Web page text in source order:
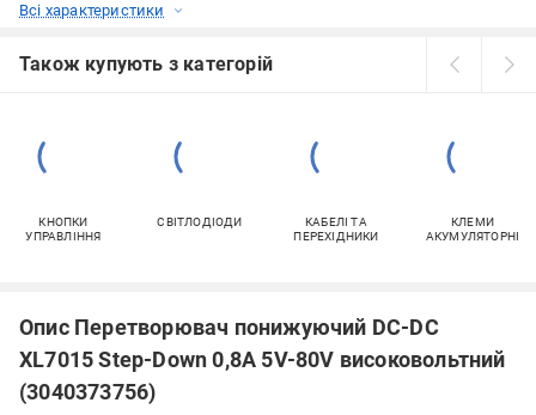
Всі характеристики
Також купують з категорій
КНОПКИ
УПРАВЛІННЯ
СВІТЛОДІОДИ
КАБЕЛІ ТА
ПЕРЕХІДНИКИ
КЛЕМИ
АКУМУЛЯТОРНІ
Опис Перетворювач понижуючий DC-DC
XL7015 Step-Down 0,8A 5V-80V високовольтний
(3040373756)